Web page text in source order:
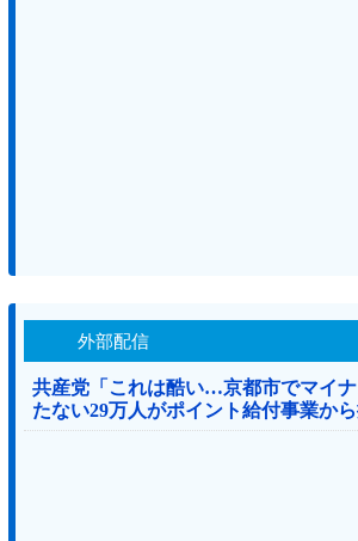
外部配信
共産党「これは酷い…京都市でマイ
たない29万人がポイント給付事業から